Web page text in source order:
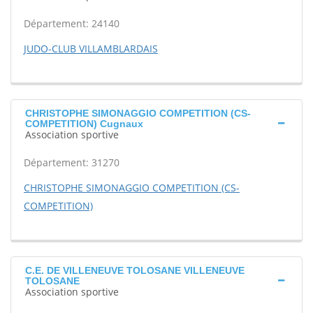
Département: 24140
JUDO-CLUB VILLAMBLARDAIS
CHRISTOPHE SIMONAGGIO COMPETITION (CS-
COMPETITION) Cugnaux
Association sportive
Département: 31270
CHRISTOPHE SIMONAGGIO COMPETITION (CS-
COMPETITION)
C.E. DE VILLENEUVE TOLOSANE VILLENEUVE
TOLOSANE
Association sportive